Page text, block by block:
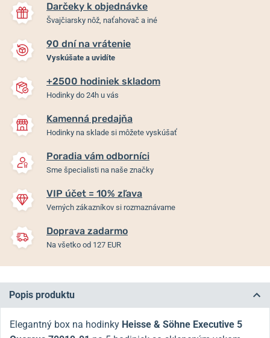
Darčeky k objednávke
Švajčiarsky nôž, naťahovač a iné
90 dní na vrátenie
Vyskúšate a uvidíte
+2500 hodiniek skladom
Hodinky do 24h u vás
Kamenná predajňa
Hodinky na sklade si môžete vyskúšať
Poradia vám odborníci
Sme špecialisti na naše značky
VIP účet = 10% zľava
Verných zákazníkov si rozmaznávame
Doprava zadarmo
Na všetko od 127 EUR
Popis produktu
Elegantný box na hodinky Heisse & Söhne Executive 5